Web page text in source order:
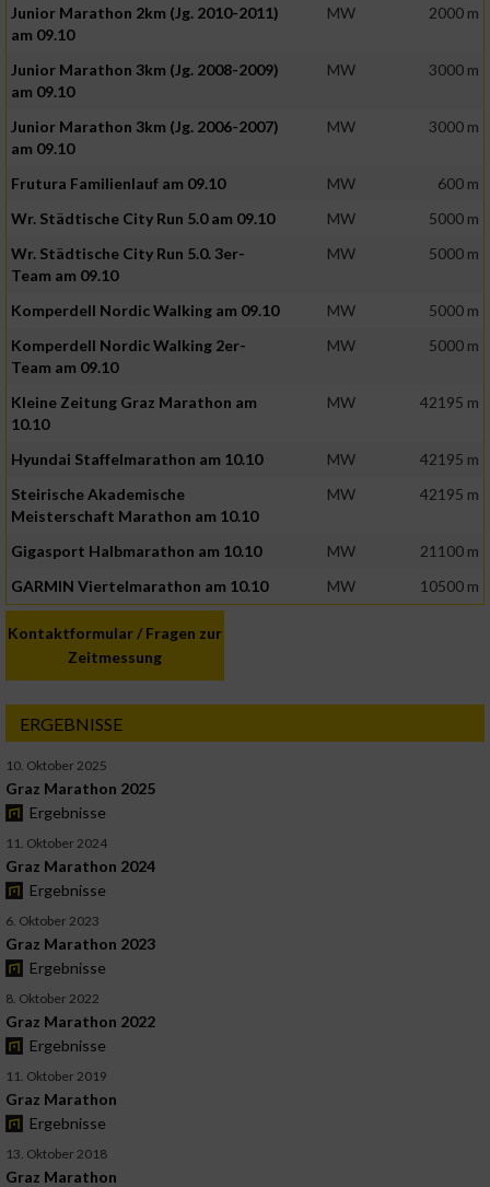
Junior Marathon 2km (Jg. 2010-2011)
am 09.10
MW 2000 m
Junior Marathon 3km (Jg. 2008-2009)
am 09.10
MW 3000 m
Junior Marathon 3km (Jg. 2006-2007)
am 09.10
MW 3000 m
Frutura Familienlauf am 09.10 MW
600 m
Wr. Städtische City Run 5.0 am 09.10
MW
5000 m
Wr. Städtische City Run 5.0. 3er-
Team am 09.10
MW 5000 m
Komperdell Nordic Walking am 09.10 MW
5000 m
Komperdell Nordic Walking 2er-
Team am 09.10
MW 5000 m
Kleine Zeitung Graz Marathon am
10.10
MW 42195 m
Hyundai Staffelmarathon am 10.10 MW
42195 m
Steirische Akademische
Meisterschaft Marathon am 10.10
MW 42195 m
Gigasport Halbmarathon am 10.10 MW
21100 m
GARMIN Viertelmarathon am 10.10
MW 10500 m
Kontaktformular / Fragen zur
Zeitmessung
ERGEBNISSE
10. Oktober 2025
Graz Marathon 2025
Ergebnisse
11. Oktober 2024
Graz Marathon 2024
Ergebnisse
6. Oktober 2023
Graz Marathon 2023
Ergebnisse
8. Oktober 2022
Graz Marathon 2022
Ergebnisse
11. Oktober 2019
Graz Marathon
Ergebnisse
13. Oktober 2018
Graz Marathon